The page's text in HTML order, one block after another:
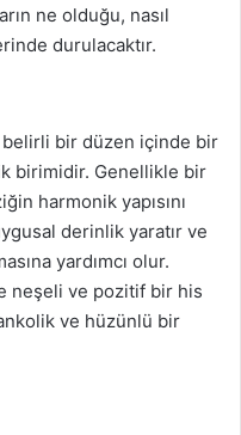
ne olduğu, nasıl
durulacaktır.
belirli bir düzen içinde bir
birimidir. Genellikle bir
harmonik yapısını
derinlik yaratır ve
yardımcı olur.
neşeli ve pozitif bir his
ve hüzünlü bir